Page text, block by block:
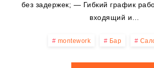
без задержек; — Гибкий график
входящий и…
montework Бар